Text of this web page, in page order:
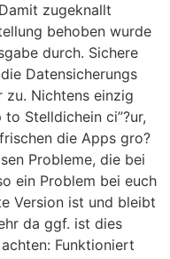
zugeknallt
behoben wurde
durch. Sichere
Datensicherungs
zu. Nichtens einzig
Stelldichein ci”?ur,
die Apps gro?
Probleme, die bei
ein Problem bei euch
Version ist und bleibt
da ggf. ist dies
Funktioniert